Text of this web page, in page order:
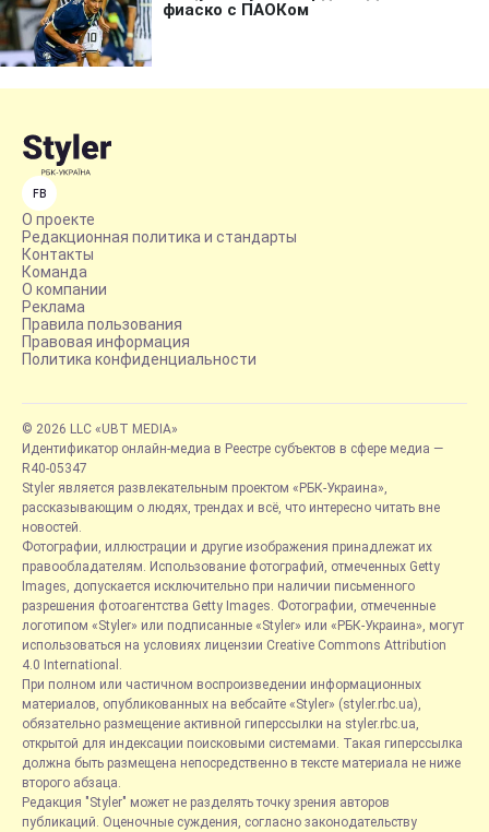
FB
О проекте
Редакционная политика и стандарты
Контакты
Команда
О компании
Реклама
Правила пользования
Правовая информация
Политика конфиденциальности
© 2026 LLC «UBT MEDIA»
Идентификатор онлайн-медиа в Реестре субъектов в сфере медиа —
R40-05347
Styler является развлекательным проектом «РБК-Украина»,
рассказывающим о людях, трендах и всё, что интересно читать вне
новостей.
Фотографии, иллюстрации и другие изображения принадлежат их
правообладателям. Использование фотографий, отмеченных Getty
Images, допускается исключительно при наличии письменного
разрешения фотоагентства Getty Images. Фотографии, отмеченные
логотипом «Styler» или подписанные «Styler» или «РБК-Украина», могут
использоваться на условиях лицензии Creative Commons Attribution
4.0 International.
При полном или частичном воспроизведении информационных
материалов, опубликованных на вебсайте «Styler» (styler.rbc.ua),
обязательно размещение активной гиперссылки на styler.rbc.ua,
открытой для индексации поисковыми системами. Такая гиперссылка
должна быть размещена непосредственно в тексте материала не ниже
второго абзаца.
Редакция "Styler" может не разделять точку зрения авторов
публикаций. Оценочные суждения, согласно законодательству